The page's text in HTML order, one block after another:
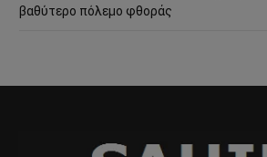
βαθύτερο πόλεμο φθοράς